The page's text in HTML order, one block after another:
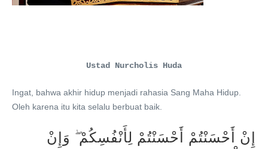
Ustad Nurcholis Huda
Ingat, bahwa akhir hidup menjadi rahasia Sang Maha Hidup.
Oleh karena itu kita selalu berbuat baik.
إِنْ أَحْسَنْتُمْ أَحْسَنْتُمْ لِأَنْفُسِكُمْ ۖ وَإِنْ